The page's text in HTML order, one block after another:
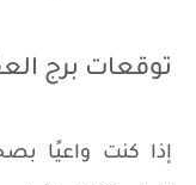
توقعات برج
إذا كنت واعيًا